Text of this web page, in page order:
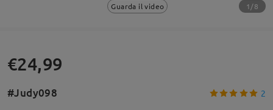
Guarda il video 1/8
€24,99
#Judy098 2